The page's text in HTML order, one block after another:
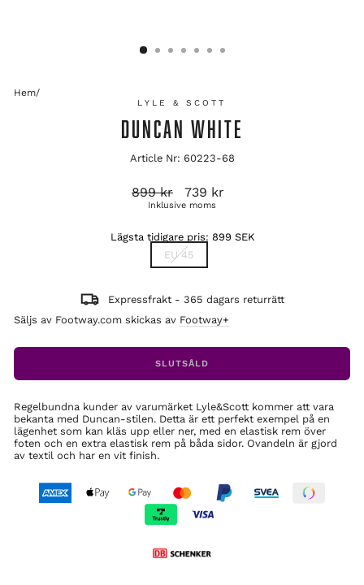
Hem/
LYLE & SCOTT
DUNCAN WHITE
Article Nr: 60223-68
Ordinarie
pris
899 kr Reapris
739 kr
Inklusive moms
Lägsta tidigare pris: 899 SEK
EU 45
Expressfrakt - 365 dagars returrätt
Säljs av Footway.com skickas av Footway+
SLUTSÅLD
Regelbundna kunder av varumärket Lyle&Scott kommer att vara
bekanta med Duncan-stilen. Detta är ett perfekt exempel på en
lägenhet som kan kläs upp eller ner, med en elastisk rem över
foten och en extra elastisk rem på båda sidor. Ovandeln är gjord
av textil och har en vit finish.